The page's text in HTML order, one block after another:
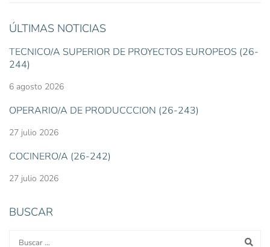
ÚLTIMAS NOTICIAS
TÉCNICO/A SUPERIOR DE PROYECTOS EUROPEOS (26-
244)
6 agosto 2026
OPERARIO/A DE PRODUCCCIÓN (26-243)
27 julio 2026
COCINERO/A (26-242)
27 julio 2026
BUSCAR